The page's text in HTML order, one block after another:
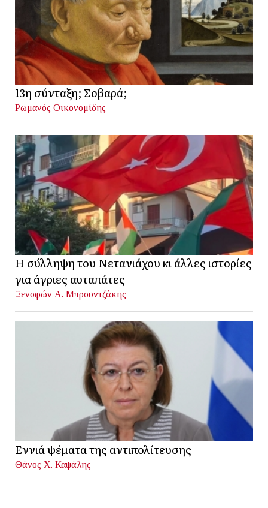
13η σύνταξη; Σοβαρά;
Ρωμανός Οικονομίδης
Η σύλληψη του Νετανιάχου κι άλλες ιστορίες
για άγριες αυταπάτες
Ξενοφών Α. Μπρουντζάκης
Εννιά ψέματα της αντιπολίτευσης
Θάνος Χ. Καψάλης